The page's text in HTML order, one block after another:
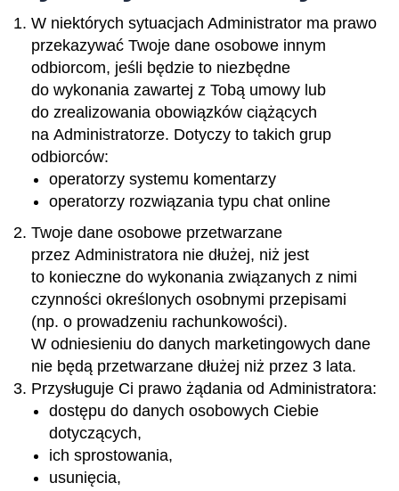
W niektórych sytuacjach Administrator ma prawo
przekazywać Twoje dane osobowe innym
odbiorcom, jeśli będzie to niezbędne
do wykonania zawartej z Tobą umowy lub
do zrealizowania obowiązków ciążących
na Administratorze. Dotyczy to takich grup
odbiorców:
operatorzy systemu komentarzy
operatorzy rozwiązania typu chat online
Twoje dane osobowe przetwarzane
przez Administratora nie dłużej, niż jest
to konieczne do wykonania związanych z nimi
czynności określonych osobnymi przepisami
(np. o prowadzeniu rachunkowości).
W odniesieniu do danych marketingowych dane
nie będą przetwarzane dłużej niż przez 3 lata.
Przysługuje Ci prawo żądania od Administratora:
dostępu do danych osobowych Ciebie
dotyczących,
ich sprostowania,
usunięcia,